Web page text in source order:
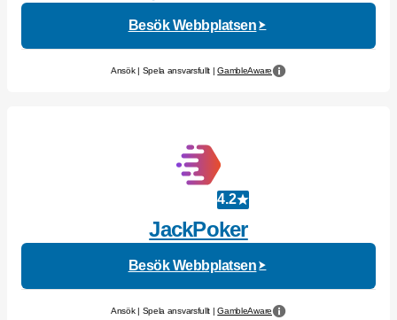
Besök Webbplatsen
Ansök | Spela ansvarsfullt |GambleAware
4.2
JackPoker
Besök Webbplatsen
Ansök | Spela ansvarsfullt |GambleAware